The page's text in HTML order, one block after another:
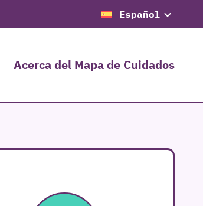
Español
Acerca del Mapa de Cuidados